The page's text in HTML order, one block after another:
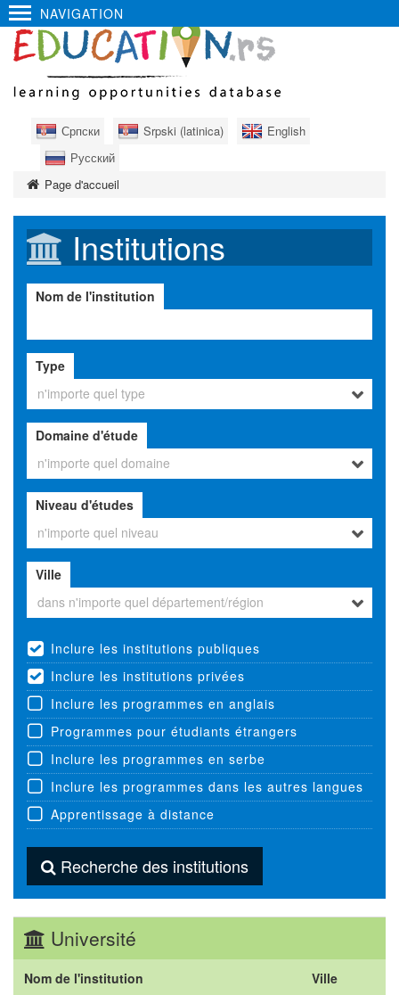
NAVIGATION
Српски Srpski (latinica)
English
Русский
Page d'accueil
Institutions
Nom de l'institution
Type
n'importe quel type
Domaine d'étude
n'importe quel domaine
Niveau d'études
n'importe quel niveau
Ville
dans n'importe quel département/région
Inclure les institutions publiques
Inclure les institutions privées
Inclure les programmes en anglais
Programmes pour étudiants étrangers
Inclure les programmes en serbe
Inclure les programmes dans les autres langues
Apprentissage à distance
Recherche des institutions
Université
Nom de l'institution Ville